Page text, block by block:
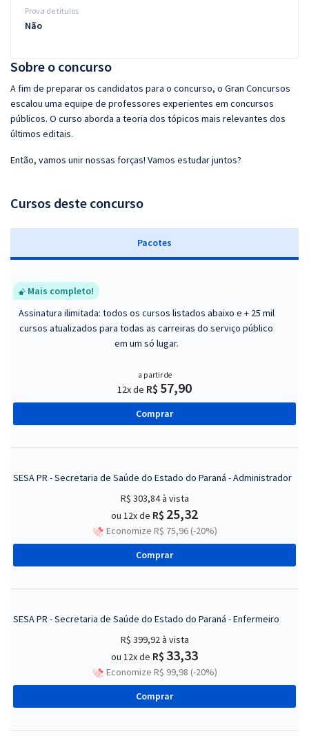
Sobre o concurso
A fim de preparar os candidatos para o concurso, o Gran Concursos
escalou uma equipe de professores experientes em concursos
públicos. O curso aborda a teoria dos tópicos mais relevantes dos
últimos editais.
Então, vamos unir nossas forças! Vamos estudar juntos?
Cursos deste concurso
Pacotes
Mais completo!
Assinatura ilimitada: todos os cursos listados abaixo e + 25 mil
cursos atualizados para todas as carreiras do serviço público
em um só lugar.
a partir de
12x de R$ 57,90
Comprar
SESA PR - Secretaria de Saúde do Estado do Paraná - Administrador
R$ 303,84à vista
ou 12x de R$ 25,32
Economize R$ 75,96 (-20%)
Comprar
SESA PR - Secretaria de Saúde do Estado do Paraná - Enfermeiro
R$ 399,92à vista
ou 12x de R$ 33,33
Economize R$ 99,98 (-20%)
Comprar
Prova de títulos
Não